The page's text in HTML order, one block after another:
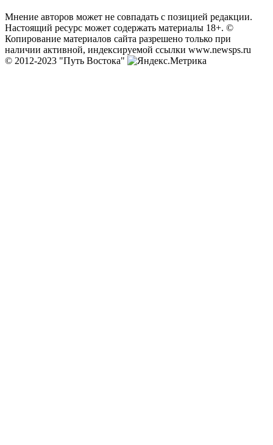
Мнение авторов может не совпадать с позицией редакции.
Настоящий ресурс может содержать материалы 18+. ©
Копирование материалов сайта разрешено только при
наличии активной, индексируемой ссылки www.newsps.ru
© 2012-2023 "Путь Востока"